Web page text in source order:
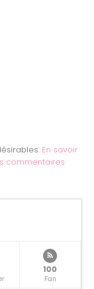
En savoir
commentaires
100
Fan